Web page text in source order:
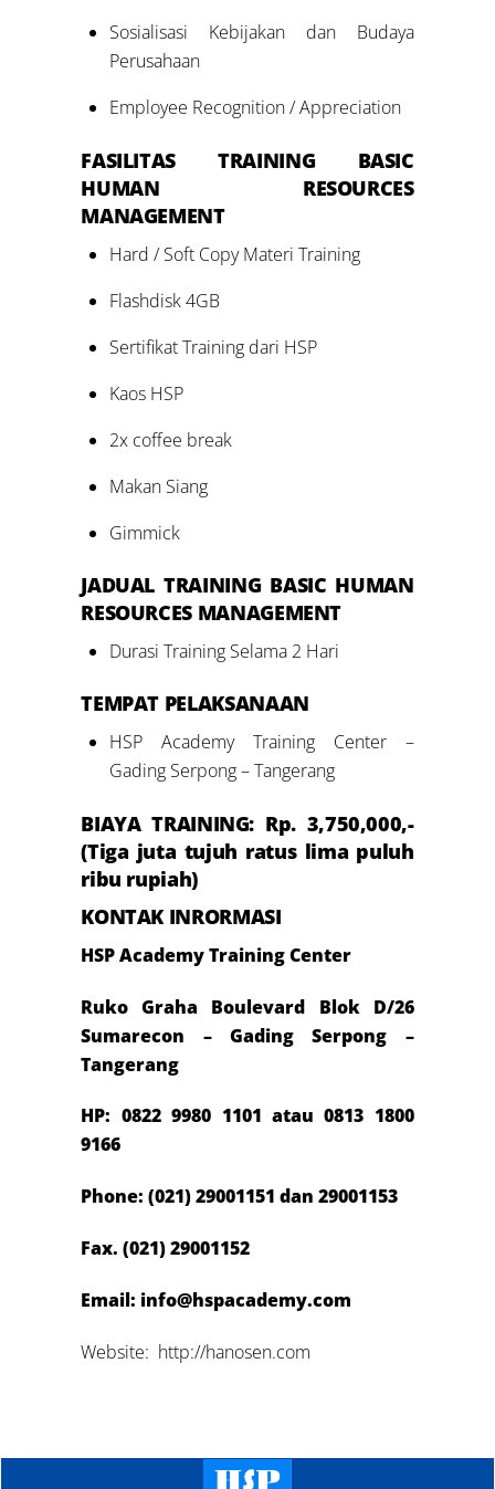
Sosialisasi Kebijakan dan Budaya
Perusahaan
Employee Recognition / Appreciation
FASILITASTRAINING BASIC
HUMAN RESOURCES
MANAGEMENT
Hard / Soft Copy Materi Training
Flashdisk 4GB
Sertifikat Training dari HSP
Kaos HSP
2x coffee break
Makan Siang
Gimmick
JADUALTRAINING BASIC HUMAN
RESOURCES MANAGEMENT
Durasi Training Selama 2 Hari
TEMPAT PELAKSANAAN
HSP Academy Training Center –
Gading Serpong – Tangerang
BIAYA TRAINING: Rp. 3,750,000,-
(Tiga juta tujuh ratus lima puluh
ribu rupiah)
KONTAK INRORMASI
HSP Academy Training Center
Ruko Graha Boulevard Blok D/26
Sumarecon – Gading Serpong –
Tangerang
HP: 0822 9980 1101 atau 0813 1800
9166
Phone: (021) 29001151 dan 29001153
Fax. (021) 29001152
Email: info@hspacademy.com
Website: http://hanosen.com